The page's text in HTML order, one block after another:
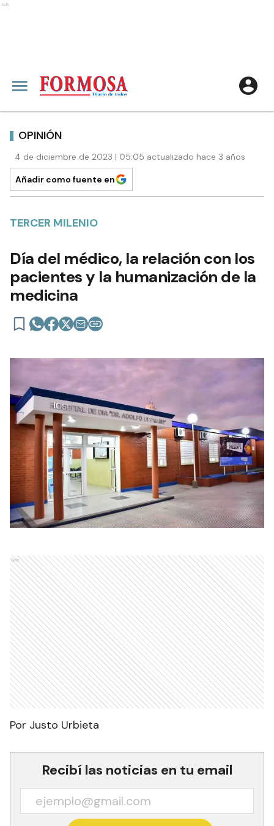
Ads
OPINIÓN
4 de diciembre de 2023 | 05:05 actualizado hace 3 años
Añadir como fuente en
TERCER MILENIO
Día del médico, la relación con los
pacientes y la humanización de la
medicina
Ads
Por Justo Urbieta
Recibí las noticias en tu email